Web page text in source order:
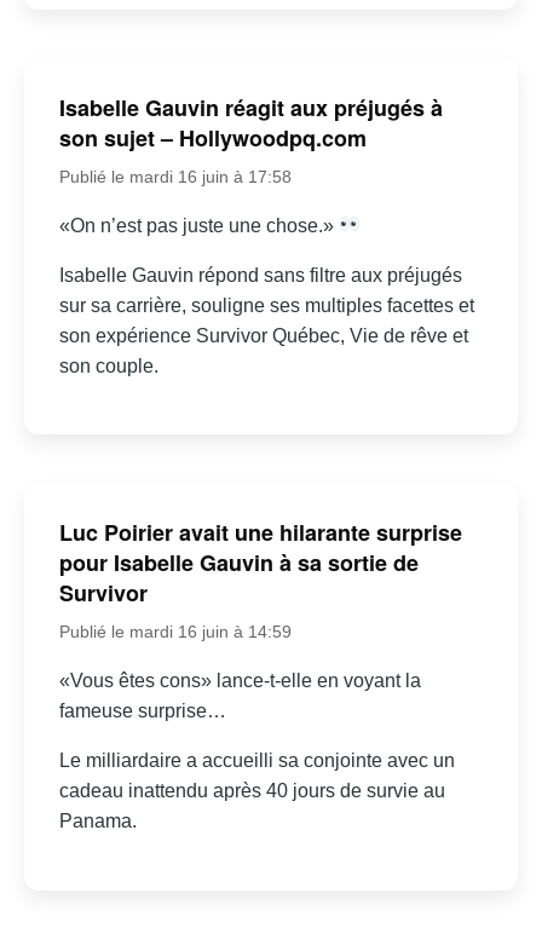
Isabelle Gauvin réagit aux préjugés à
son sujet – Hollywoodpq.com
Publié le mardi 16 juin à 17:58
«On n’est pas juste une chose.»
Isabelle Gauvin répond sans filtre aux préjugés
sur sa carrière, souligne ses multiples facettes et
son expérience Survivor Québec, Vie de rêve et
son couple.
Luc Poirier avait une hilarante surprise
pour Isabelle Gauvin à sa sortie de
Survivor
Publié le mardi 16 juin à 14:59
«Vous êtes cons» lance-t-elle en voyant la
fameuse surprise…
Le milliardaire a accueilli sa conjointe avec un
cadeau inattendu après 40 jours de survie au
Panama.